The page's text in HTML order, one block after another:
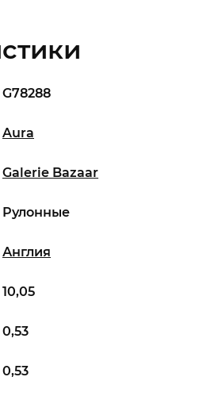
G78288
Aura
Galerie Bazaar
10,05
0,53
0,53
Англия
Рулонные